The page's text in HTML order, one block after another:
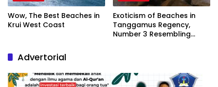
Wow, The Best Beaches in
Krui West Coast
Exoticism of Beaches in
Tanggamus Regency,
Number 3 Resembling
Advertorial